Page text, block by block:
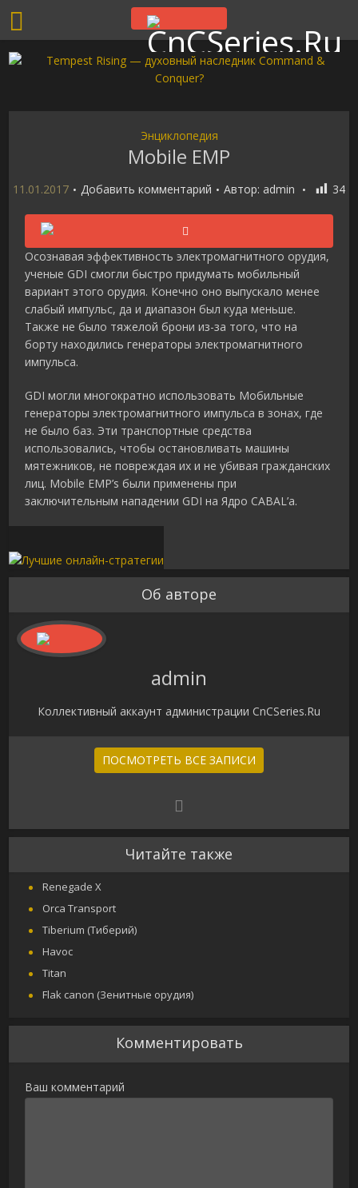
Энциклопедия
Mobile EMP
11.01.2017 Добавить комментарий Автор: admin 34
Осознавая эффективность электромагнитного орудия,
ученые GDI смогли быстро придумать мобильный
вариант этого орудия. Конечно оно выпускало менее
слабый импульс, да и диапазон был куда меньше.
Также не было тяжелой брони из-за того, что на
борту находились генераторы электромагнитного
импульса.
GDI могли многократно использовать Мобильные
генераторы электромагнитного импульса в зонах, где
не было баз. Эти транспортные средства
использовались, чтобы остановливать машины
мятежников, не повреждая их и не убивая гражданских
лиц. Mobile EMP’s были применены при
заключительным нападении GDI на Ядро CABAL’а.
Об авторе
admin
Коллективный аккаунт администрации CnCSeries.Ru
ПОСМОТРЕТЬ ВСЕ ЗАПИСИ
Читайте также
Renegade X
Orca Transport
Tiberium (Тиберий)
Havoc
Titan
Flak canon (Зенитные орудия)
Комментировать
Ваш комментарий